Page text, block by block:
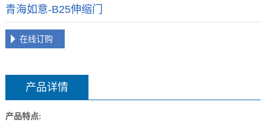
青海如意-B25伸缩门
在线订购
产品详情
产品特点: